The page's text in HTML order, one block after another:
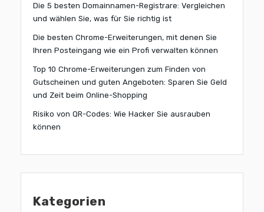
Die 5 besten Domainnamen-Registrare: Vergleichen
und wählen Sie, was für Sie richtig ist
Die besten Chrome-Erweiterungen, mit denen Sie
Ihren Posteingang wie ein Profi verwalten können
Top 10 Chrome-Erweiterungen zum Finden von
Gutscheinen und guten Angeboten: Sparen Sie Geld
und Zeit beim Online-Shopping
Risiko von QR-Codes: Wie Hacker Sie ausrauben
können
Kategorien